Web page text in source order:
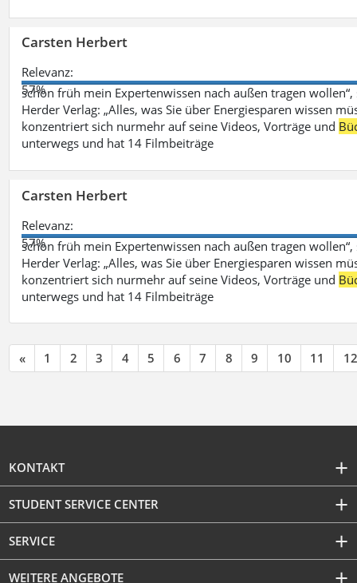
Carsten Herbert
Relevanz:
57%
schon früh mein Expertenwissen nach außen tragen
Herder Verlag: „Alles, was Sie über Energiesparen wissen
konzentriert sich nurmehr auf seine Videos, Vorträge und
unterwegs und hat 14 Filmbeiträge
Carsten Herbert
Relevanz:
57%
schon früh mein Expertenwissen nach außen tragen
Herder Verlag: „Alles, was Sie über Energiesparen wissen
konzentriert sich nurmehr auf seine Videos, Vorträge und
unterwegs und hat 14 Filmbeiträge
« 1 2 3 4 5 6 7 8 9 10 11 12
KONTAKT
STUDENT SERVICE CENTER
SERVICE
WEITERE ANGEBOTE